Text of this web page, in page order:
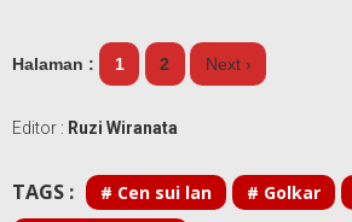
Halaman : 1 2 Next ›
Editor : Ruzi Wiranata
TAGS : # Cen sui lan # Golkar